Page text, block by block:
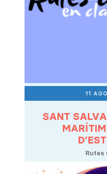
11
SANT
Rutes